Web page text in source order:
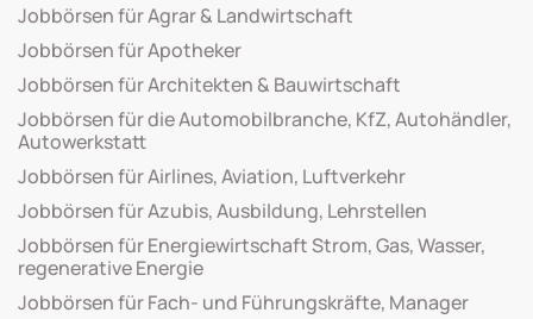
Jobbörsen für Agrar & Landwirtschaft
Jobbörsen für Apotheker
Jobbörsen für Architekten & Bauwirtschaft
Jobbörsen für die Automobilbranche, KfZ, Autohändler,
Autowerkstatt
Jobbörsen für Airlines, Aviation, Luftverkehr
Jobbörsen für Azubis, Ausbildung, Lehrstellen
Jobbörsen für Energiewirtschaft Strom, Gas, Wasser,
regenerative Energie
Jobbörsen für Fach- und Führungskräfte, Manager